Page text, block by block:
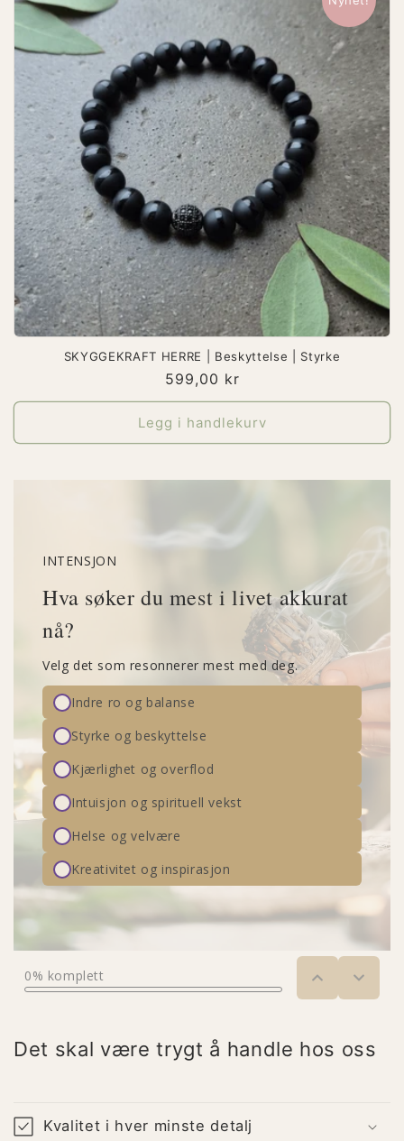
SKYGGEKRAFT HERRE | Beskyttelse | Styrke
Vanlig
pris
599,00 kr
Legg i handlekurv
Det skal være trygt å handle hos oss
Kvalitet i hver minste detalj